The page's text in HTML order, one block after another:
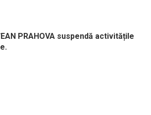
PRAHOVA suspendă activitățile